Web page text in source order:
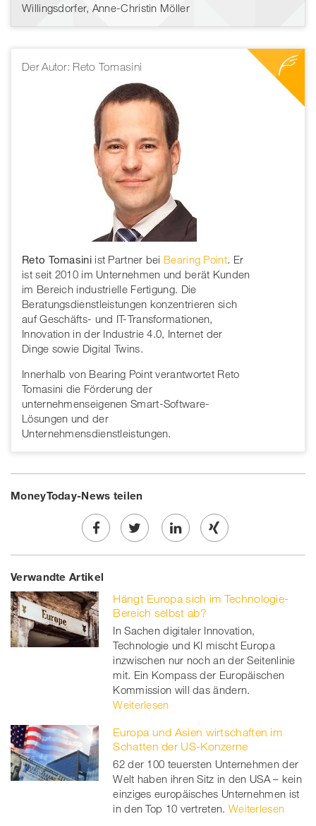
Willingsdorfer, Anne-Christin Möller
Der Autor: Reto Tomasini
Reto Tomasiniist Partner bei Bearing Point. Er
ist seit 2010 im Unternehmen und berät Kunden
im Bereich industrielle Fertigung. Die
Beratungsdienstleistungen konzentrieren sich
auf Geschäfts- und IT-Transformationen,
Innovation in der Industrie 4.0, Internet der
Dinge sowie Digital Twins.
Innerhalb von Bearing Point verantwortet Reto
Tomasini die Förderung der
unternehmenseigenen Smart-Software-
Lösungen und der
Unternehmensdienstleistungen.
MoneyToday-News teilen
Share
on
Facebook
Twe
on
twitt
er
Share
linkedin
Share
Xing
Verwandte Artikel
Hängt Europa sich im Technologie-
Bereich selbst ab?
In Sachen digitaler Innovation,
Technologie und KI mischt Europa
inzwischen nur noch an der Seitenlinie
mit. Ein Kompass der Europäischen
Kommission will das ändern.
Weiterlesen
Europa und Asien wirtschaften im
Schatten der US-Konzerne
62 der 100 teuersten Unternehmen der
Welt haben ihren Sitz in den USA – kein
einziges europäisches Unternehmen ist
in den Top 10 vertreten. Weiterlesen